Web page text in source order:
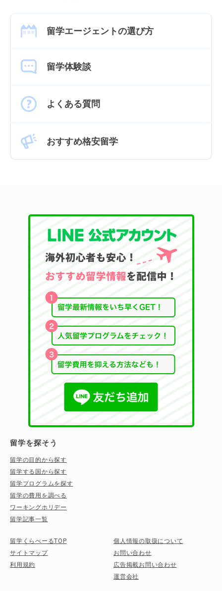
留学エージェントの選び方
留学体験談
よくある質問
おすすめ格安留学
留学を探そう
留学の目的から探す
留学する国から探す
留学プログラムを探す
留学の費用を調べる
ワーキングホリデー
留学記事一覧
留学くらべーるTOP
サイトマップ
利用規約
個人情報の取扱について
お問い合わせ
広告掲載お問い合わせ
運営会社